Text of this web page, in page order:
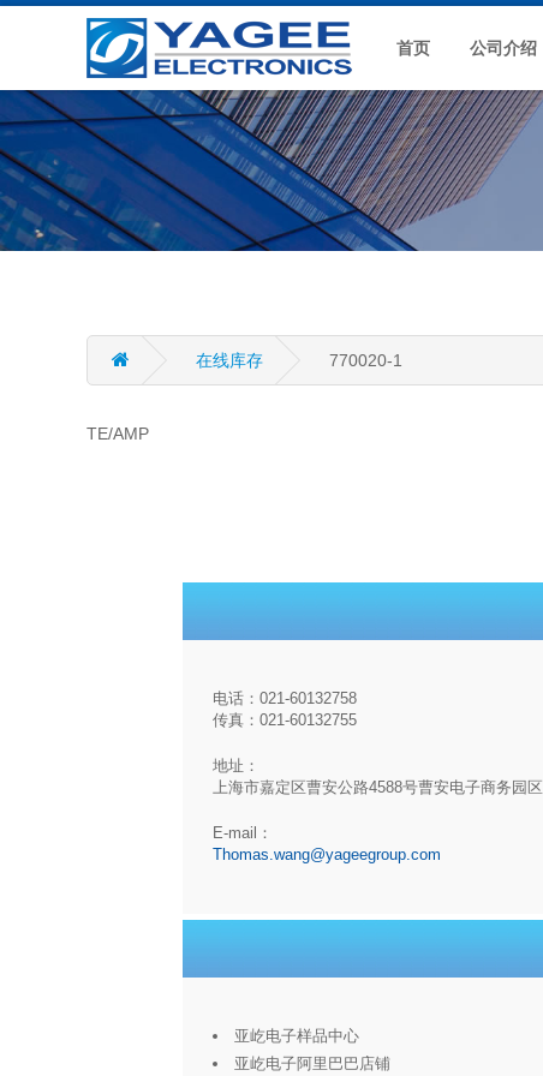
首页 公司介绍
在线库存 770020-1
TE/AMP
电话：021-60132758
传真：021-60132755
地址：
上海市嘉定区曹安公路4588号曹安电子商务园区
E-mail：
Thomas.wang@yageegroup.com
亚屹电子样品中心
亚屹电子阿里巴巴店铺